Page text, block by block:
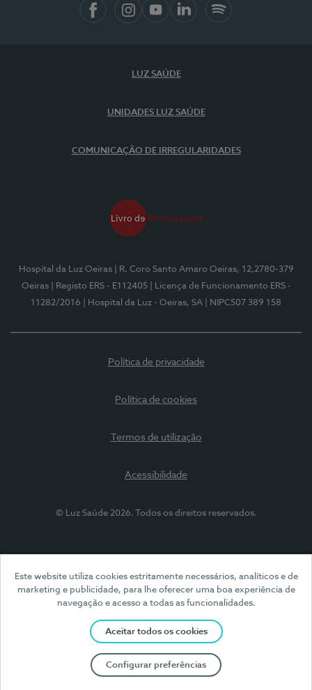
Este website utiliza cookies estritamente necessários, analíticos e de
marketing e publicidade, para lhe oferecer uma boa experiência de
navegação e acesso a todas as funcionalidades.
Aceitar todos os cookies
Configurar preferências
LUZ SAÚDE
UNIDADES LUZ SAÚDE
COMUNICAÇÃO DE IRREGULARIDADES
Hospital da Luz Oeiras
| R. Coro Santo Amaro Oeiras, 12,2780-379
Oeiras
| Registo ERS - E112405
| Licença de Funcionamento ERS -
11282/2016
| Hospital da Luz - Oeiras, SA | NIPC507 389 158
Política de privacidade
Política de cookies
Termos de utilização
Acessibilidade
© Luz Saúde 2026. Todos os direitos reservados.